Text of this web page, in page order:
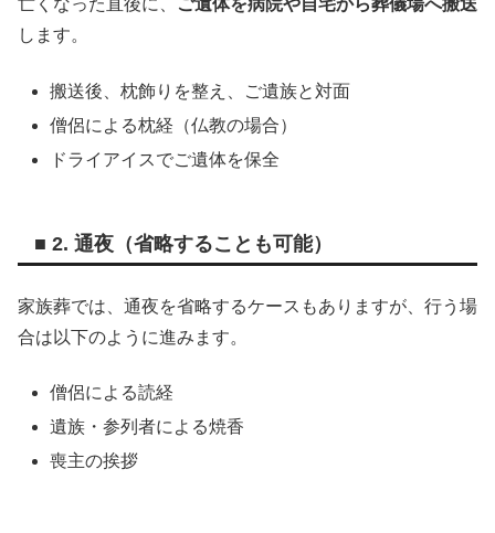
亡くなった直後に、
ご遺体を病院や自宅から葬儀場へ搬送
します。
搬送後、枕飾りを整え、ご遺族と対面
僧侶による枕経（仏教の場合）
ドライアイスでご遺体を保全
■ 2. 通夜（省略することも可能）
家族葬では、通夜を省略するケースもありますが、行う場
合は以下のように進みます。
僧侶による読経
遺族・参列者による焼香
喪主の挨拶